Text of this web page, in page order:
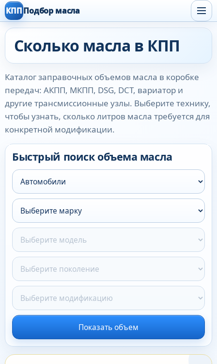
КПППодбор масла
Сколько масла в КПП
Каталог заправочных объемов масла в коробке
передач: АКПП, МКПП, DSG, DCT, вариатор и
другие трансмиссионные узлы. Выберите технику,
чтобы узнать, сколько литров масла требуется для
конкретной модификации.
Быстрый поиск объема масла
Показать объем